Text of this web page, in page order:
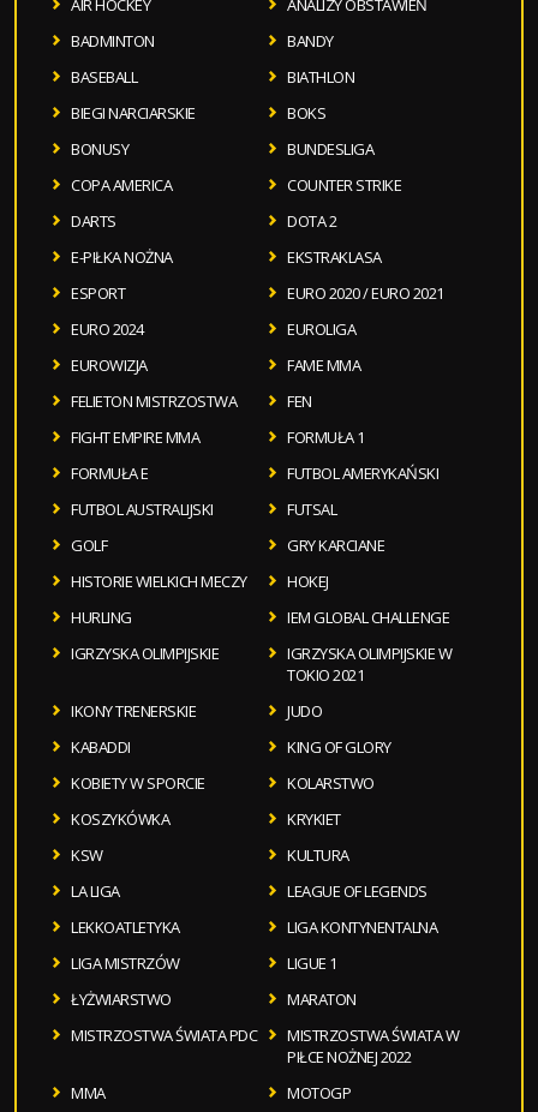
AIR HOCKEY
ANALIZY OBSTAWIEŃ
BADMINTON
BANDY
BASEBALL
BIATHLON
BIEGI NARCIARSKIE
BOKS
BONUSY
BUNDESLIGA
COPA AMERICA
COUNTER STRIKE
DARTS
DOTA 2
E-PIŁKA NOŻNA
EKSTRAKLASA
ESPORT
EURO 2020 / EURO 2021
EURO 2024
EUROLIGA
EUROWIZJA
FAME MMA
FELIETON MISTRZOSTWA
FEN
FIGHT EMPIRE MMA
FORMUŁA 1
FORMUŁA E
FUTBOL AMERYKAŃSKI
FUTBOL AUSTRALIJSKI
FUTSAL
GOLF
GRY KARCIANE
HISTORIE WIELKICH MECZY
HOKEJ
HURLING
IEM GLOBAL CHALLENGE
IGRZYSKA OLIMPIJSKIE
IGRZYSKA OLIMPIJSKIE W
TOKIO 2021
IKONY TRENERSKIE
JUDO
KABADDI
KING OF GLORY
KOBIETY W SPORCIE
KOLARSTWO
KOSZYKÓWKA
KRYKIET
KSW
KULTURA
LA LIGA
LEAGUE OF LEGENDS
LEKKOATLETYKA
LIGA KONTYNENTALNA
LIGA MISTRZÓW
LIGUE 1
ŁYŻWIARSTWO
MARATON
MISTRZOSTWA ŚWIATA PDC
MISTRZOSTWA ŚWIATA W
PIŁCE NOŻNEJ 2022
MMA
MOTOGP